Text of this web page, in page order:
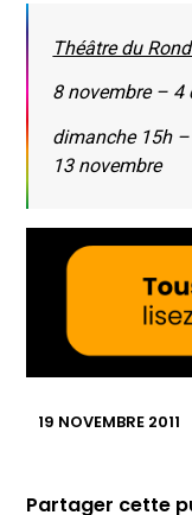
Théâtre du
8 novembre – 4
dimanche 15h
13 novembre
19 NOVEMBRE 2011
Partager cette